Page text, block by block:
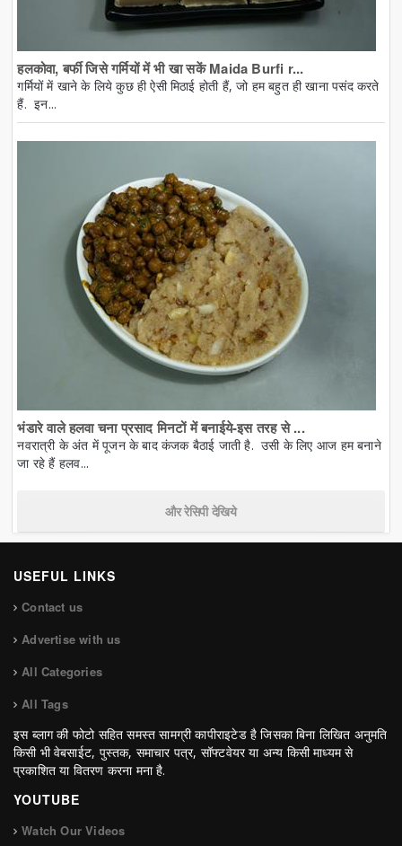
हलकोवा, बर्फी जिसे गर्मियों में भी खा सकें Maida Burfi r...
गर्मियों में खाने के लिये कुछ ही ऐसी मिठाई होती हैं, जो हम बहुत ही खाना पसंद करते
हैं. इन...
भंडारे वाले हलवा चना प्रसाद मिनटों में बनाईये-इस तरह से ...
नवरात्री के अंत में पूजन के बाद कंजक बैठाई जाती है. उसी के लिए आज हम बनाने
जा रहे हैं हलव...
और रेसिपी देखिये
USEFUL LINKS
Contact us
Advertise with us
All Categories
All Tags
इस ब्लाग की फोटो सहित समस्त सामग्री कापीराइटेड है जिसका बिना लिखित अनुमति
किसी भी वेबसाईट, पुस्तक, समाचार पत्र, सॉफ्टवेयर या अन्य किसी माध्यम से
प्रकाशित या वितरण करना मना है.
YOUTUBE
Watch Our Videos